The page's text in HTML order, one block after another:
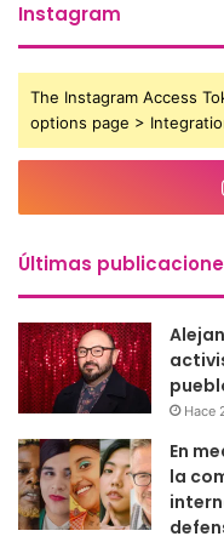
Instagram
The Instagram Access
options page >
Últimas
Hace
En
la